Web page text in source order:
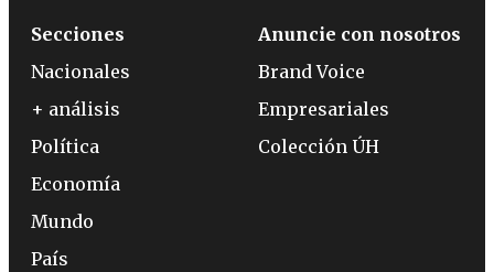
Secciones
Nacionales
+ análisis
Política
Economía
Mundo
País
Anuncie con nosotros
Brand Voice
Empresariales
Colección ÚH